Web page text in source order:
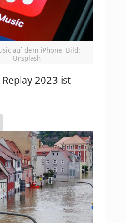
auf dem iPhone, Bild:
Unsplash
2023 ist